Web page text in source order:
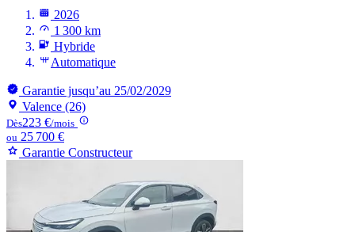
2026
1 300 km
Hybride
Automatique
Garantie jusqu’au 25/02/2029
Valence (26)
Dès223 €/mois
ou 25 700 €
Garantie Constructeur